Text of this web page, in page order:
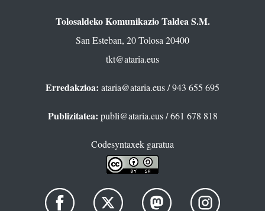
Tolosaldeko Komunikazio Taldea S.M.
San Esteban, 20 Tolosa 20400
tkt@ataria.eus
Erredakzioa: ataria@ataria.eus/ 943 655 695
Publizitatea: publi@ataria.eus/ 661 678 818
Codesyntaxek garatua